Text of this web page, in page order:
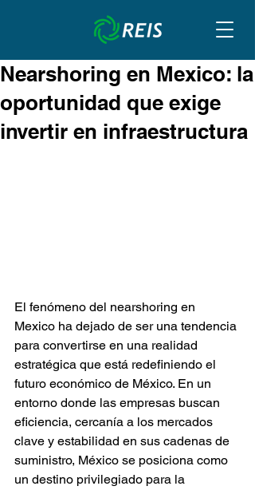
Nearshoring en Mexico: la
oportunidad que exige
invertir en infraestructura
El fenómeno del nearshoring en
Mexico ha dejado de ser una tendencia
para convertirse en una realidad
estratégica que está redefiniendo el
futuro económico de México. En un
entorno donde las empresas buscan
eficiencia, cercanía a los mercados
clave y estabilidad en sus cadenas de
suministro, México se posiciona como
un destino privilegiado para la